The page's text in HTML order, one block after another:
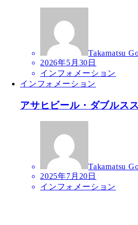
Takamatsu
2026年5月30日
インフォメーション
インフォメーション
アサヒビール・ダブルス
Takamatsu
2025年7月20日
インフォメーション